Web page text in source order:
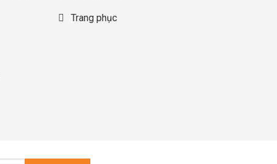
Trang phục